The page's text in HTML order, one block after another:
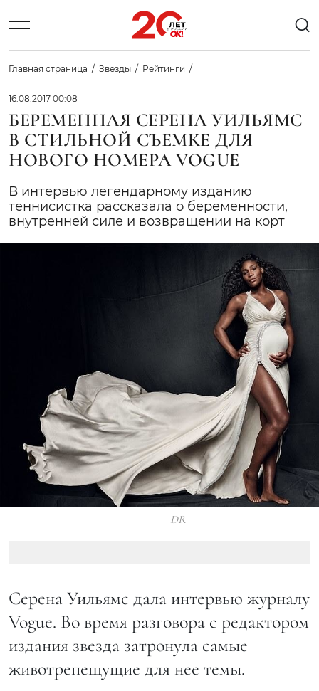
Главная страница Звезды Рейтинги
16.08.2017 00:08
БЕРЕМЕННАЯ СЕРЕНА УИЛЬЯМС
В СТИЛЬНОЙ СЪЕМКЕ ДЛЯ
НОВОГО НОМЕРА VOGUE
В интервью легендарному изданию
теннисистка рассказала о беременности,
внутренней силе и возвращении на корт
DR
Серена Уильямс дала интервью журналу
Vogue. Во время разговора с редактором
издания звезда затронула самые
животрепещущие для нее темы.